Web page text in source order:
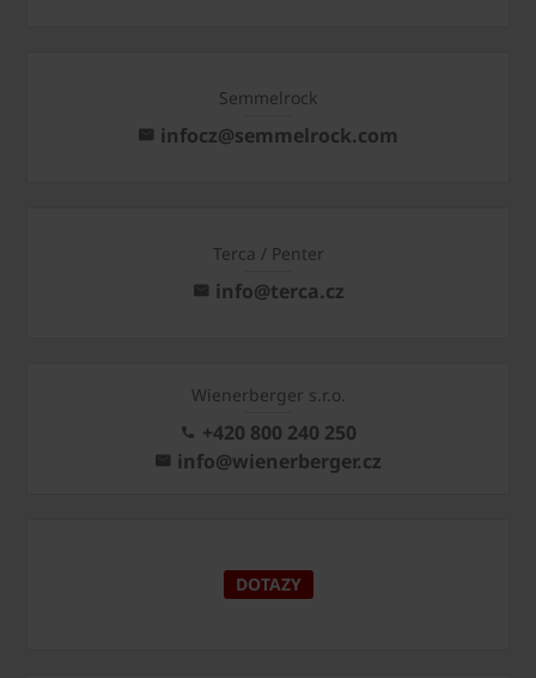
Semmelrock
infocz@semmelrock.com
Terca / Penter
info@terca.cz
Wienerberger s.r.o.
+420 800 240 250
info@wienerberger.cz
DOTAZY